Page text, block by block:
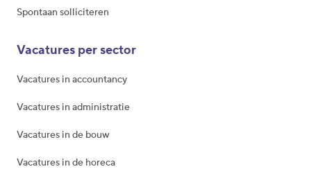
Spontaan solliciteren
Vacatures per sector
Vacatures in accountancy
Vacatures in administratie
Vacatures in de bouw
Vacatures in de horeca